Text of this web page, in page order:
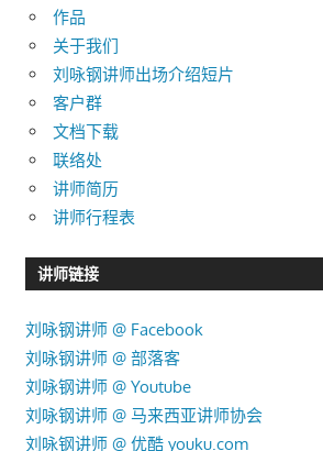
作品
关于我们
刘咏钢讲师出场介绍短片
客户群
文档下载
联络处
讲师简历
讲师行程表
讲师链接
刘咏钢讲师 @ Facebook
刘咏钢讲师 @ 部落客
刘咏钢讲师 @ Youtube
刘咏钢讲师 @ 马来西亚讲师协会
刘咏钢讲师 @ 优酷 youku.com